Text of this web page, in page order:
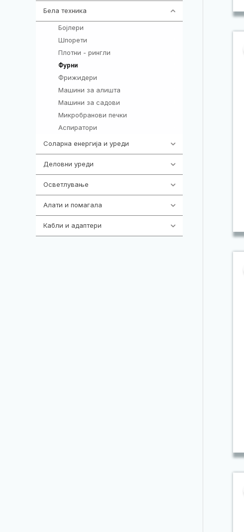
Бела техника
Бојлери
Шпорети
Плотни - рингли
Фурни
Фрижидери
Машини за алишта
Машини за садови
Микробранови печки
Аспиратори
Соларна енергија и уреди
Деловни уреди
Осветлување
Алати и помагала
Кабли и адаптери